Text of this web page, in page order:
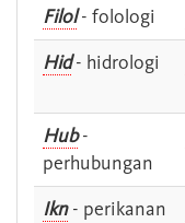
Filol- folologi
Hid- hidrologi
Hub-
perhubungan
Ikn- perikanan